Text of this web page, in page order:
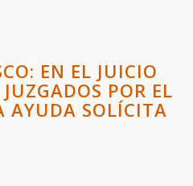
EN EL JUICIO
POR EL
AYUDA SOLÍCITA